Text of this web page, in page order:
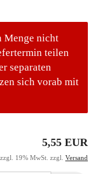
Menge nicht
teilen
separaten
sich vorab mit
5,55 EUR
zzgl. 19% MwSt. zzgl. Versand